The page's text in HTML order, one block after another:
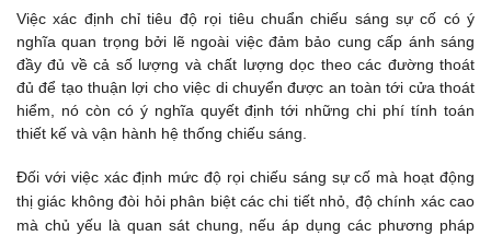
Việc xác định chỉ tiêu độ rọi tiêu chuẩn chiếu sáng sự cố có ý
nghĩa quan trọng bởi lẽ ngoài việc đảm bảo cung cấp ánh sáng
đầy đủ về cả số lượng và chất lượng dọc theo các đường thoát
đủ để tạo thuận lợi cho việc di chuyển được an toàn tới cửa thoát
hiểm, nó còn có ý nghĩa quyết định tới những chi phí tính toán
thiết kế và vận hành hệ thống chiếu sáng.
Đối với việc xác định mức độ rọi chiếu sáng sự cố mà hoạt động
thị giác không đòi hỏi phân biệt các chi tiết nhỏ, độ chính xác cao
mà chủ yếu là quan sát chung, nếu áp dụng các phương pháp